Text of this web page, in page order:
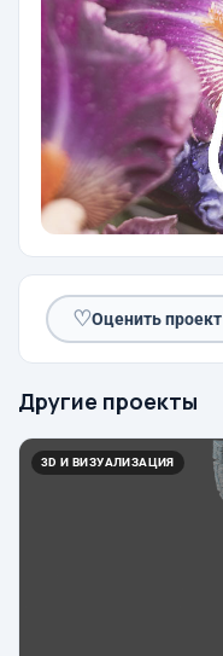
♡Оценить проект
Другие проекты
3D И ВИЗУАЛИЗАЦИЯ